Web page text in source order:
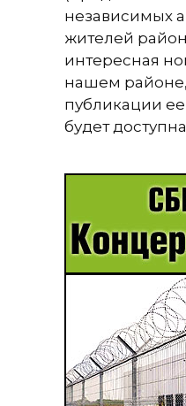
независимых
жителей
интересная
нашем
публикации
будет